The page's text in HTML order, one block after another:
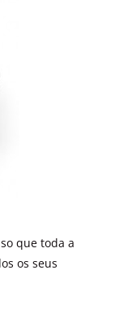
que toda a
os seus